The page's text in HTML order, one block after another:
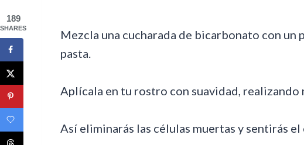
Mezcla una cucharada de bicarbonato con un
pasta.
Aplícala en tu rostro con suavidad,
Así eliminarás las células muertas y sentirás
189
SHARES